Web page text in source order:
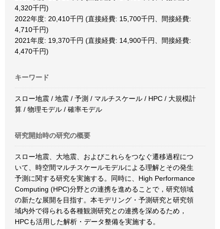
4,320千円)
2022年度: 20,410千円 (直接経費: 15,700千円、間接経費:
4,710千円)
2021年度: 19,370千円 (直接経費: 14,900千円、間接経費:
4,470千円)
キーワード
スロー地震 / 地震 / 予測 / マルチスケール / HPC / 大規模計
算 / 物理モデル / 確率モデル
研究開始時の研究の概要
スロー地震、大地震、およびこれらをつなぐ遷移過程につ
いて、時空間マルチスケールモデルによる理解とその発生
予測に関する研究を実施する。同時に、High Performance
Computing (HPC)分野との連携を進めることで，研究領域
の新たな展開を目指す。本モデリング・予測研究と研究領
域内外で得られる各種観測研究との連携を深めるため，
HPCも活用した解析・データ整備を実施する。